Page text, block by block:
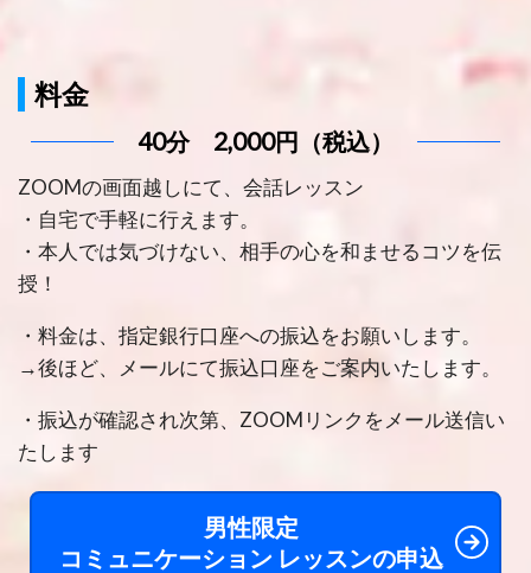
料金
40分 2,000円（税込）
ZOOMの画面越しにて、会話レッスン
・自宅で手軽に行えます。
・本人では気づけない、相手の心を和ませるコツを伝
授！
・料金は、指定銀行口座への振込をお願いします。
→後ほど、メールにて振込口座をご案内いたします。
・振込が確認され次第、ZOOMリンクをメール送信い
たします
男性限定
コミュニケーション レッスンの申込